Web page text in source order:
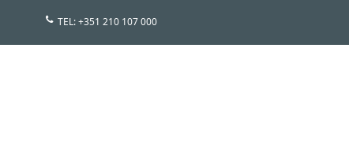
TEL: +351 210 107 000